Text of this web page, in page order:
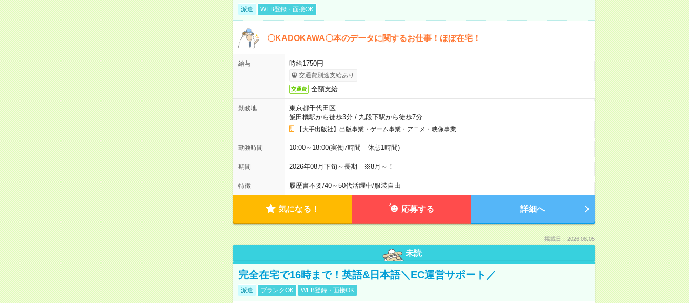
派遣 WEB登録・面接OK
〇KADOKAWA〇本のデータに関するお仕事！ほぼ在宅！
給与 時給1750円
交通費別途支給あり
交通費 全額支給
勤務地
東京都千代田区
飯田橋駅から徒歩3分/ 九段下駅から徒歩7分
【大手出版社】出版事業・ゲーム事業・アニメ・映像事業
勤務時間 10:00～18:00(実働7時間 休憩1時間)
期間 2026年08月下旬～長期 ※8月～！
特徴 履歴書不要/40～50代活躍中/服装自由
気になる！ 応募する 詳細へ
掲載日：2026.08.05
未読
完全在宅で16時まで！英語&日本語＼EC運営サポート／
派遣 ブランクOK WEB登録・面接OK